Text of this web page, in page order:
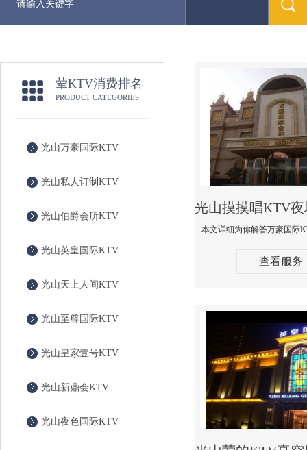
荤KTV消费排名
PRODUCT CATEGORIES
光山万豪国际KTV
光山私人订制KTV
光山伯爵会所KTV
光山英皇国际KTV
光山天上人间KTV
光山至尊国际KTV
光山皇家壹号KTV
光山新鼎会KTV
光山夜色国际KTV
查看服务